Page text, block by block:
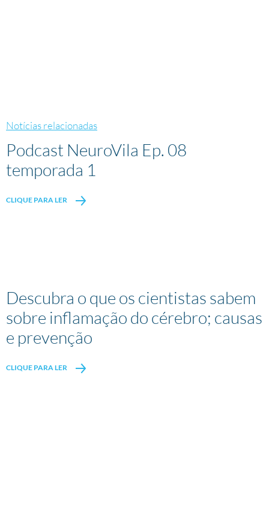
Notícias relacionadas
Podcast NeuroVila Ep. 08
temporada 1
CLIQUE PARA LER
Descubra o que os cientistas sabem
sobre inflamação do cérebro; causas
e prevenção
CLIQUE PARA LER